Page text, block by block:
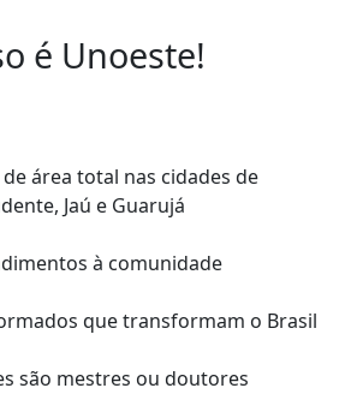
é Unoeste!
área total nas cidades de
Jaú e Guarujá
à comunidade
que transformam o Brasil
são mestres ou doutores